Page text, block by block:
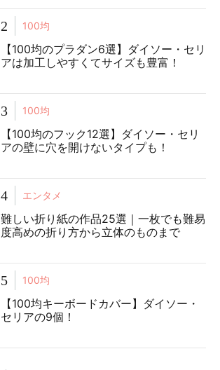
2 100均
【100均のプラダン6選】ダイソー・セリ
アは加工しやすくてサイズも豊富！
3 100均
【100均のフック12選】ダイソー・セリ
アの壁に穴を開けないタイプも！
4 エンタメ
難しい折り紙の作品25選｜一枚でも難易
度高めの折り方から立体のものまで
5 100均
【100均キーボードカバー】ダイソー・
セリアの9個！